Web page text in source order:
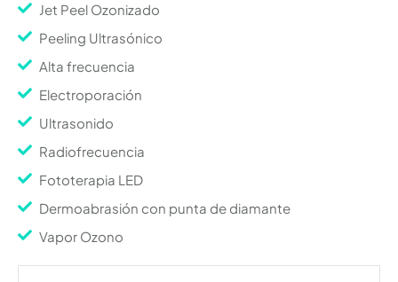
Jet Peel Ozonizado
Peeling Ultrasónico
Alta frecuencia
Electroporación
Ultrasonido
Radiofrecuencia
Fototerapia LED
Dermoabrasión con punta de diamante
Vapor Ozono